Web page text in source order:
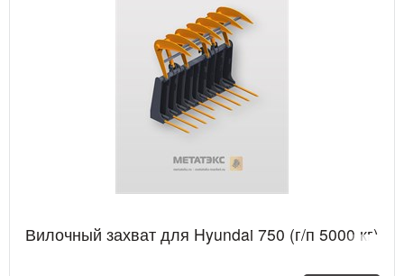
Вилочный захват для Hyundai 750 (г/п 5000 кг)